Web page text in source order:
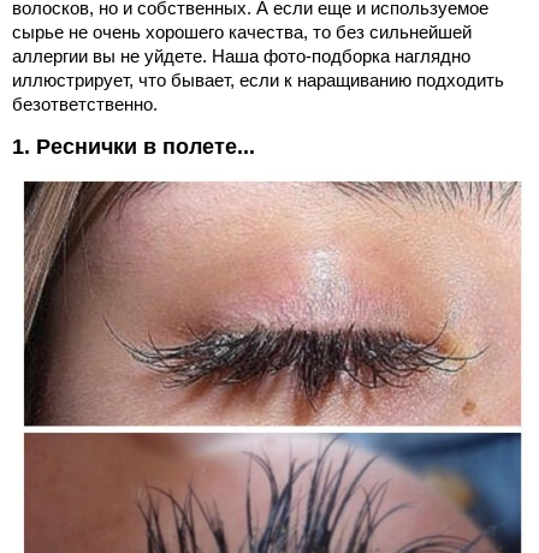
волосков, но и собственных. А если еще и используемое
сырье не очень хорошего качества, то без сильнейшей
аллергии вы не уйдете. Наша фото-подборка наглядно
иллюстрирует, что бывает, если к наращиванию подходить
безответственно.
1. Реснички в полете...